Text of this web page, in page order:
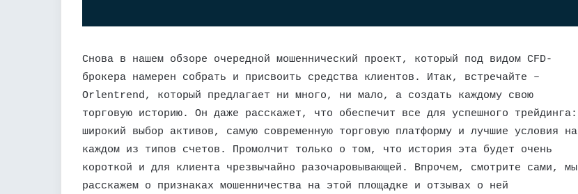
Снова в нашем обзоре очередной мошеннический проект, который под видом CFD-
брокера намерен собрать и присвоить средства клиентов. Итак, встречайте –
Orlentrend, который предлагает ни много, ни мало, а создать каждому свою
торговую историю. Он даже расскажет, что обеспечит все для успешного трейдинга:
широкий выбор активов, самую современную торговую платформу и лучшие условия на
каждом из типов счетов. Промолчит только о том, что история эта будет очень
короткой и для клиента чрезвычайно разочаровывающей. Впрочем, смотрите сами, мы
расскажем о признаках мошенничества на этой площадке и отзывах о ней